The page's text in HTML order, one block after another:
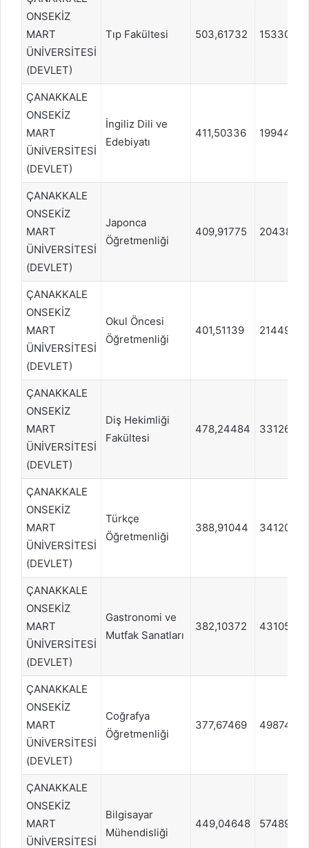
ONSEKİZ
MART
ÜNİVERSİTESİ
(DEVLET)
Tıp Fakültesi 503,61732 15330
ÇANAKKALE
ONSEKİZ
MART
ÜNİVERSİTESİ
(DEVLET)
İngiliz Dili ve
Edebiyatı
411,50336 19944
ÇANAKKALE
ONSEKİZ
MART
ÜNİVERSİTESİ
(DEVLET)
Japonca
Öğretmenliği
409,91775 20438
ÇANAKKALE
ONSEKİZ
MART
ÜNİVERSİTESİ
(DEVLET)
Okul Öncesi
Öğretmenliği
401,51139 21449
ÇANAKKALE
ONSEKİZ
MART
ÜNİVERSİTESİ
(DEVLET)
Diş Hekimliği
Fakültesi
478,24484 33126
ÇANAKKALE
ONSEKİZ
MART
ÜNİVERSİTESİ
(DEVLET)
Türkçe
Öğretmenliği
388,91044 34120
ÇANAKKALE
ONSEKİZ
MART
ÜNİVERSİTESİ
(DEVLET)
Gastronomi ve
Mutfak Sanatları
382,10372 43105
ÇANAKKALE
ONSEKİZ
MART
ÜNİVERSİTESİ
(DEVLET)
Coğrafya
Öğretmenliği
377,67469 49874
ÇANAKKALE
ONSEKİZ
MART
ÜNİVERSİTESİ
Bilgisayar
Mühendisliği
449,04648 57489